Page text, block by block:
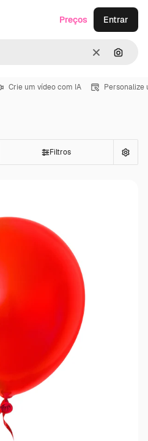
Limpar
Preços Entrar
Crie um vídeo com IA Personalize
Filtros